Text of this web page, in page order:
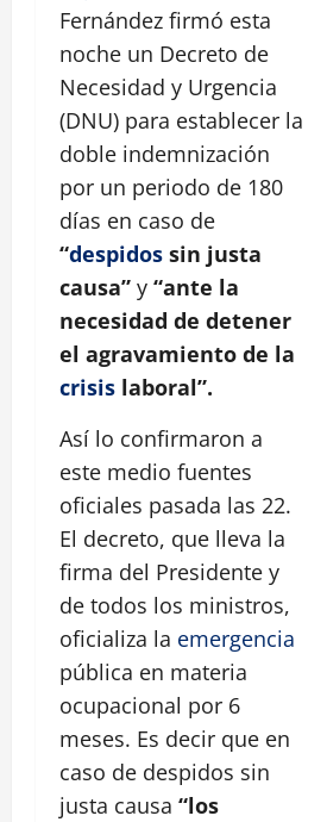
Fernández firmó esta
noche un Decreto de
Necesidad y Urgencia
(DNU) para establecer la
doble indemnización
por un periodo de 180
días en caso de
“despidos sin justa
causa” y “ante la
necesidad de detener
el agravamiento de la
crisis laboral”.
Así lo confirmaron a
este medio fuentes
oficiales pasada las 22.
El decreto, que lleva la
firma del Presidente y
de todos los ministros,
oficializa la emergencia
pública en materia
ocupacional por 6
meses. Es decir que en
caso de despidos sin
justa causa “los